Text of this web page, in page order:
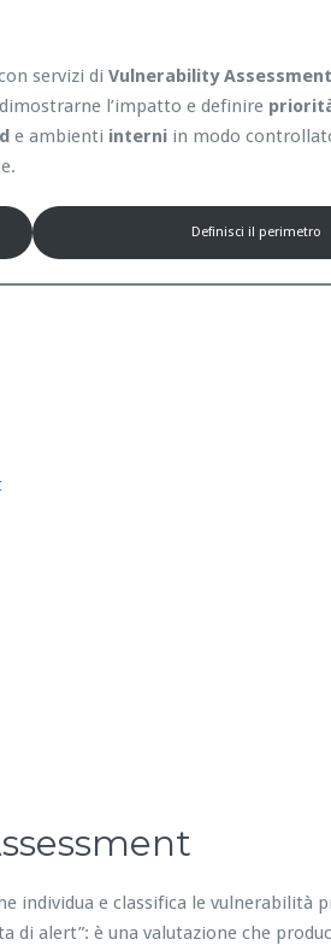
servizi di Vulnerability Assessment
l’impatto e definire
e ambienti interni in modo
Definisci il perimetro
individua e classifica le vulnerabilità
di alert”: è una valutazione che